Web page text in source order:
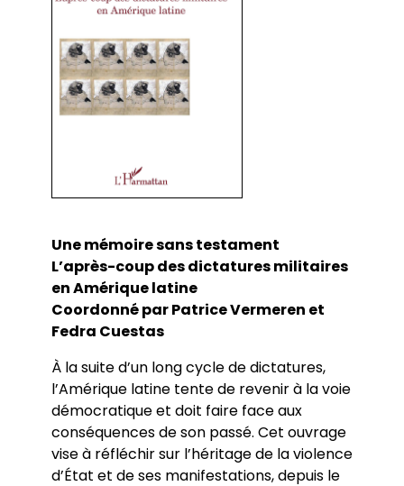
Une mémoire sans testament
L’après-coup des dictatures militaires
en Amérique latine
Coordonné par Patrice Vermeren et
Fedra Cuestas
À la suite d’un long cycle de dictatures,
l’Amérique latine tente de revenir à la voie
démocratique et doit faire face aux
conséquences de son passé. Cet ouvrage
vise à réfléchir sur l’héritage de la violence
d’État et de ses manifestations, depuis le